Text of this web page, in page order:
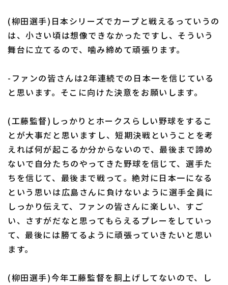
(柳田選手)日本シリーズでカープと戦えるっていうの
は、小さい頃は想像できなかったですし、そういう
舞台に立てるので、噛み締めて頑張ります。
-ファンの皆さんは2年連続での日本一を信じている
と思います。そこに向けた決意をお願いします。
(工藤監督)しっかりとホークスらしい野球をするこ
とが大事だと思いますし、短期決戦ということを考
えれば何が起こるか分からないので、最後まで諦め
ないで自分たちのやってきた野球を信じて、選手た
ちを信じて、最後まで戦って。絶対に日本一になる
という思いは広島さんに負けないように選手全員に
しっかり伝えて、ファンの皆さんに楽しい、すご
い、さすがだなと思ってもらえるプレーをしていっ
て、最後には勝てるように頑張っていきたいと思い
ます。
(柳田選手)今年工藤監督を胴上げしてないので、し